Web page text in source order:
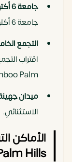
جامعة 6 أكتوبر:
جامعة 6 أكتوبر من مشروع بامبو بالم هيلز اكتوبر.
التجمع
اقتراب
Palm.
ميدان
الاستثنائي.
الأماكن
Hills